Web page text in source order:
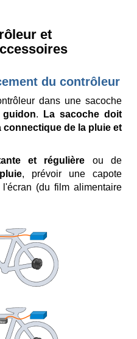
et
du contrôleur
dans une sacoche
guidon.
La sacoche doit
de la pluie et
et régulière ou de
, prévoir une capote
(du film alimentaire